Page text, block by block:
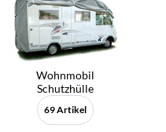
Wohnmobil
Schutzhülle
69 Artikel